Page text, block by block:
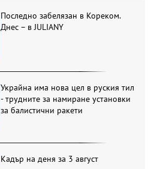
Последно забелязан в Кореком.
Днес – в JULIANY
Украйна има нова цел в руския тил
- трудните за намиране установки
за балистични ракети
Кадър на деня за 3 август